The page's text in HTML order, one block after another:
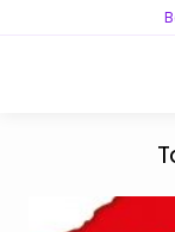
You are